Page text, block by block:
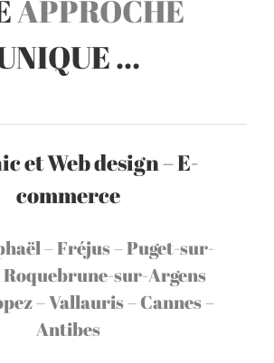
APPROCHE
…
et Web design – E-
commerce
– Fréjus – Puget-sur-
Roquebrune-sur-Argens
–Vallauris – Cannes –
Antibes